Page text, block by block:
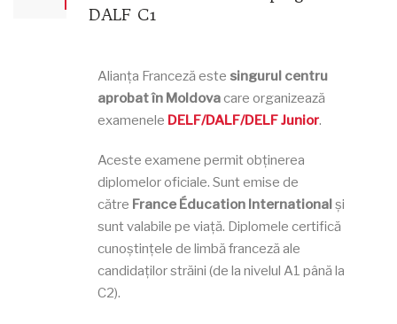
DALF C1
Alianța Franceză este singurul centru
aprobat în Moldovacare organizează
examenele DELF/DALF/DELF Junior.
Aceste examene permit obținerea
diplomelor oficiale. Sunt emise de
către France Éducation International și
sunt valabile pe viață. Diplomele certifică
cunoștințele de limbă franceză ale
candidaților străini (de la nivelul A1 până la
C2).